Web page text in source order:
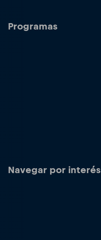
Programas
Navegar por interés